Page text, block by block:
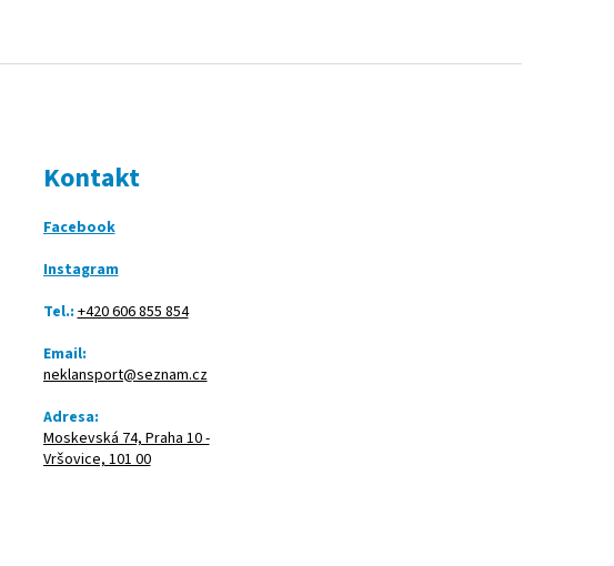
Kontakt
Facebook
Instagram
Tel.:+420 606 855 854
Email:
neklansport@seznam.cz
Adresa:
Moskevská 74, Praha 10 -
Vršovice, 101 00